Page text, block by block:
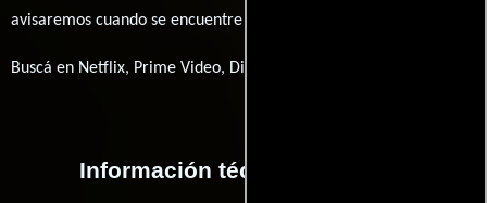
avisaremos cuando se encuentre disponible
Buscá en Netflix, Prime Video, Disney+
Información técnica y general